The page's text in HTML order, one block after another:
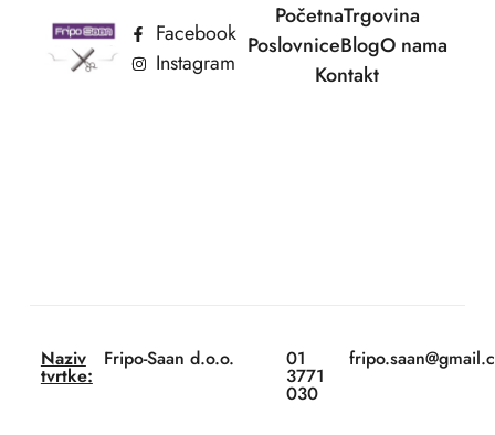
PočetnaTrgovina
PoslovniceBlogO nama
Kontakt
Facebook
Instagram
Naziv
tvrtke:
Fripo-Saan d.o.o. 01
3771
030